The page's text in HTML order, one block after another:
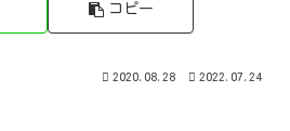
コピー
2020.08.28 2022.07.24